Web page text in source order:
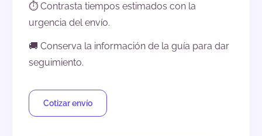
⏱️ Contrasta tiempos estimados con la
urgencia del envío.
🚚 Conserva la información de la guía para dar
seguimiento.
Cotizar envío